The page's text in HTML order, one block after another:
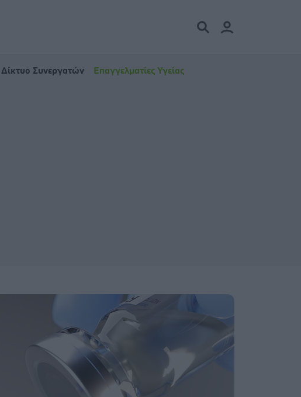
Δίκτυο Συνεργατών Επαγγελματίες Υγείας